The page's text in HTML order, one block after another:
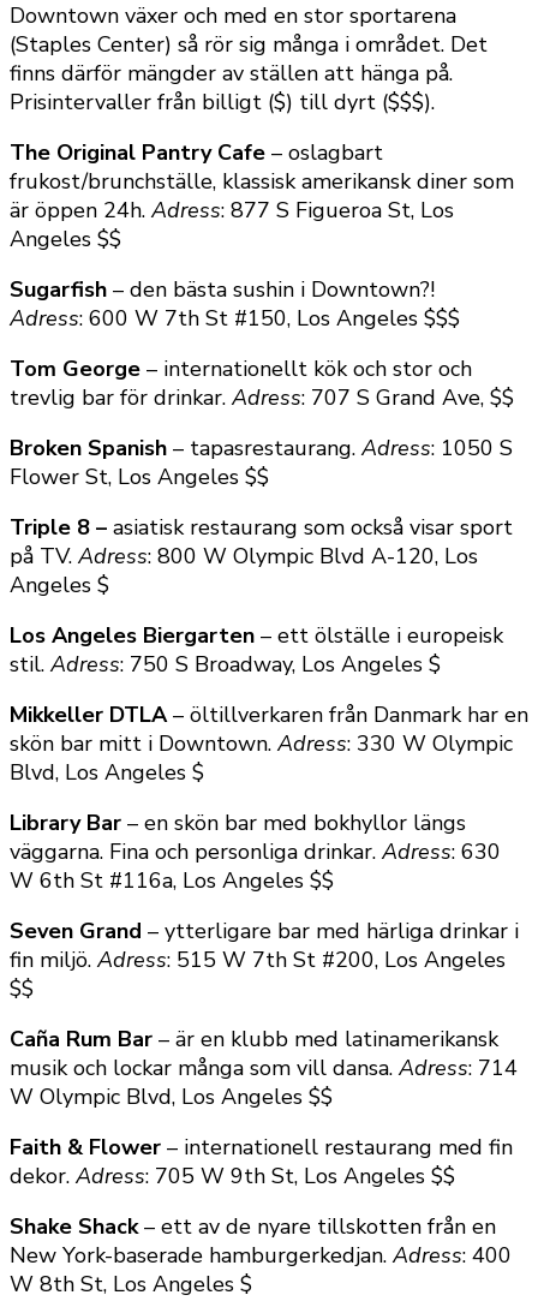
Downtown växer och med en stor sportarena
(Staples Center) så rör sig många i området. Det
finns därför mängder av ställen att hänga på.
Prisintervaller från billigt ($) till dyrt ($$$).
The Original Pantry Cafe – oslagbart
frukost/brunchställe, klassisk amerikansk diner som
är öppen 24h.Adress: 877 S Figueroa St, Los
Angeles $$
Sugarfish – den bästa sushin i Downtown?!
Adress: 600 W 7th St #150, Los Angeles $$$
Tom George – internationellt kök och stor och
trevlig bar för drinkar.Adress: 707 S Grand Ave, $$
Broken Spanish – tapasrestaurang.Adress: 1050 S
Flower St, Los Angeles $$
Triple 8 – asiatisk restaurang som också visar sport
på TV.Adress: 800 W Olympic Blvd A-120, Los
Angeles $
Los Angeles Biergarten – ett ölställe i europeisk
stil.Adress: 750 S Broadway, Los Angeles $
Mikkeller DTLA– öltillverkaren från Danmark har en
skön bar mitt i Downtown.Adress: 330 W Olympic
Blvd, Los Angeles $
Library Bar – en skön bar med bokhyllor längs
väggarna. Fina och personliga drinkar.Adress: 630
W 6th St #116a, Los Angeles $$
Seven Grand – ytterligare bar med härliga drinkar i
fin miljö.Adress: 515 W 7th St #200, Los Angeles
$$
Caña Rum Bar – är en klubb med latinamerikansk
musik och lockar många som vill dansa.Adress: 714
W Olympic Blvd, Los Angeles $$
Faith & Flower – internationell restaurang med fin
dekor.Adress: 705 W 9th St, Los Angeles $$
Shake Shack– ett av de nyare tillskotten från en
New York-baserade hamburgerkedjan.Adress: 400
W 8th St, Los Angeles $